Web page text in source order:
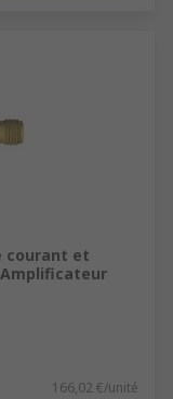
courant et
166,02 €/unité